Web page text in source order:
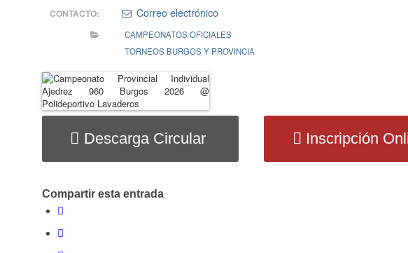
CONTACTO: Correo electrónico
CAMPEONATOS OFICIALES
TORNEOS BURGOS Y PROVINCIA
Descarga Circular Inscripción
Compartir esta entrada